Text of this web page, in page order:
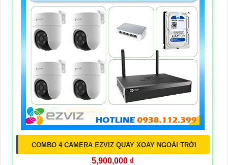
COMBO 4 CAMERA EZVIZ QUAY XOAY NGOÀI TRỜI
5,900,000 ₫